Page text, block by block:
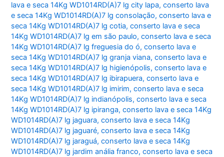
lava e seca 14Kg WD1014RD(A)7 lg city lapa,conserto lava
e seca 14Kg WD1014RD(A)7 lg consolação,conserto lava e
seca 14Kg WD1014RD(A)7 lg cotia,conserto lava e seca
14Kg WD1014RD(A)7 lg em são paulo,conserto lava e seca
14Kg WD1014RD(A)7 lg freguesia do ó,conserto lava e
seca 14Kg WD1014RD(A)7 lg granja viana,conserto lava e
seca 14Kg WD1014RD(A)7 lg higienópolis,conserto lava e
seca 14Kg WD1014RD(A)7 lg ibirapuera,conserto lava e
seca 14Kg WD1014RD(A)7 lg imirim,conserto lava e seca
14Kg WD1014RD(A)7 lg indianópolis,conserto lava e seca
14Kg WD1014RD(A)7 lg ipiranga,conserto lava e seca 14Kg
WD1014RD(A)7 lg jaguara,conserto lava e seca 14Kg
WD1014RD(A)7 lg jaguaré,conserto lava e seca 14Kg
WD1014RD(A)7 lg jaraguá,conserto lava e seca 14Kg
WD1014RD(A)7 lg jardim anália franco,conserto lava e seca